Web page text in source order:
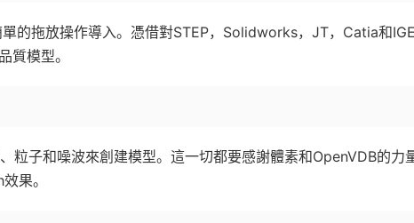
的拖放操作導入。憑借對STEP，Solidworks，JT，Catia和
質模型。
粒子和噪波來創建模型。這一切都要感謝體素和OpenVDB的力
果。